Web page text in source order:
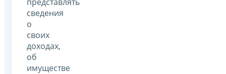
сведения
о
своих
доходах,
об
имуществе